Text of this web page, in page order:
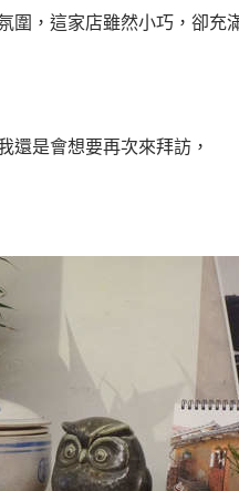
圍，這家店雖然小巧，卻充
還是會想要再次來拜訪，